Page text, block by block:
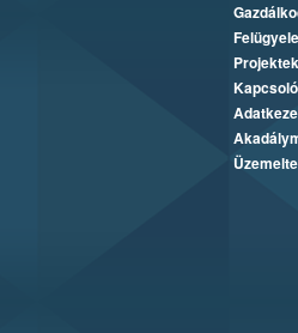
Projektek